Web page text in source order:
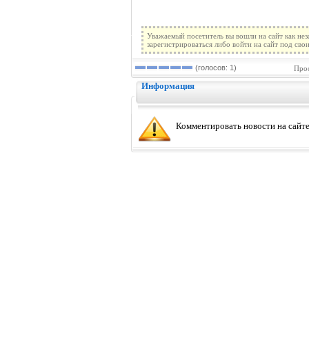
Уважаемый посетитель вы вошли на сайт как
зарегистрироваться либо войти на сайт под
(голосов: 1)
Информация
Комментировать новости на